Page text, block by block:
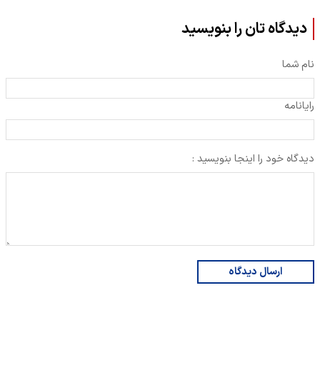
دیدگاه تان را بنویسید
نام شما
رایانامه
دیدگاه خود را اینجا بنویسید :
ارسال دیدگاه